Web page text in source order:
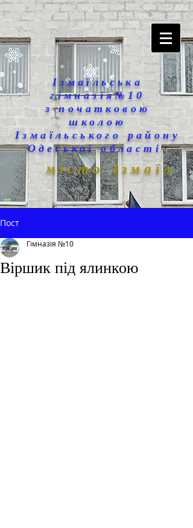
Ізмаїльська
гімназія№10
з початковою
школою
Ізмаїльського району
Одеської області
місто Ізмаїл
Пост
Віршик під ялинкою
Гімназія №10